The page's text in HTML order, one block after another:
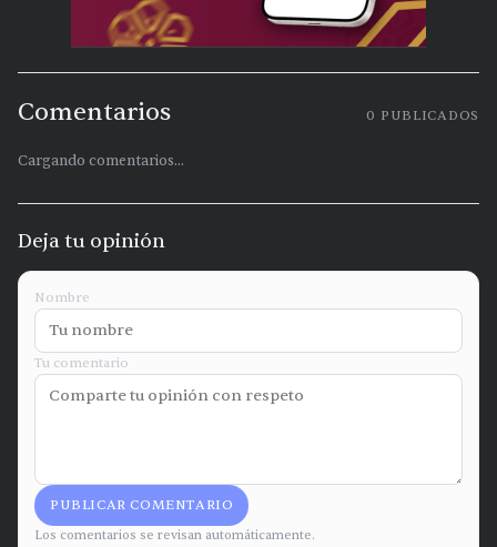
Comentarios 0 PUBLICADOS
Cargando comentarios...
Deja tu opinión
Nombre
Tu comentario
PUBLICAR COMENTARIO
Los comentarios se revisan automáticamente.